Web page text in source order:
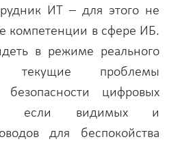
ИТ – для этого не
компетенции в сфере ИБ.
в режиме реального
проблемы
цифровых
если видимых и
для беспокойства